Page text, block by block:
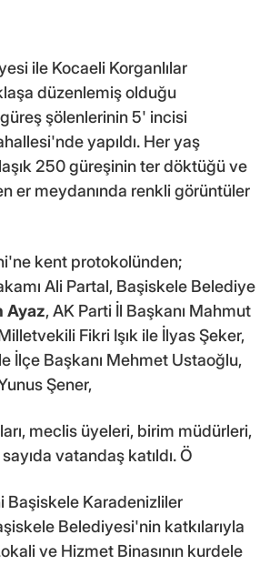
ile Kocaeli Korganlılar
düzenlemiş olduğu
şölenlerinin 5' incisi
yapıldı. Her yaş
250 güreşinin ter döktüğü ve
er meydanında renkli görüntüler
kent protokolünden;
Ali Partal, Başiskele Belediye
Ayaz, AK Parti İl Başkanı Mahmut
Fikri Işık ile İlyas Şeker,
İlçe Başkanı Mehmet Ustaoğlu,
Şener,
meclis üyeleri, birim müdürleri,
vatandaş katıldı. Ö
Başiskele Karadenizliler
Belediyesi'nin katkılarıyla
ve Hizmet Binasının kurdele